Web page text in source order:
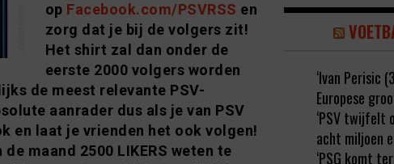
op Facebook.com/PSVRSS en
zorg dat je bij de volgers zit!
Het shirt zal dan onder de
eerste 2000 volgers worden
de meest relevante PSV-
aanrader dus als je van PSV
en laat je vrienden het ook volgen!
maand 2500 LIKERS weten te
‘Ivan Perisic
Europese
‘PSV twijfelt
acht miljoen
‘PSG komt